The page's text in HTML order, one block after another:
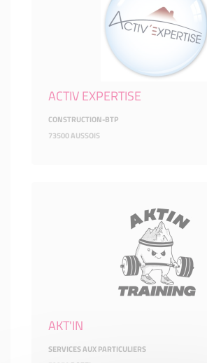
ACTIV EXPERTISE
CONSTRUCTION-BTP
73500 AUSSOIS
AKT'IN
SERVICES AUX PARTICULIERS